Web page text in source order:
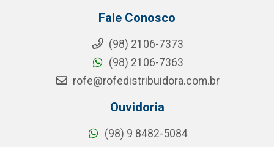
Fale Conosco
(98) 2106-7373
(98) 2106-7363
rofe@rofedistribuidora.com.br
Ouvidoria
(98) 9 8482-5084